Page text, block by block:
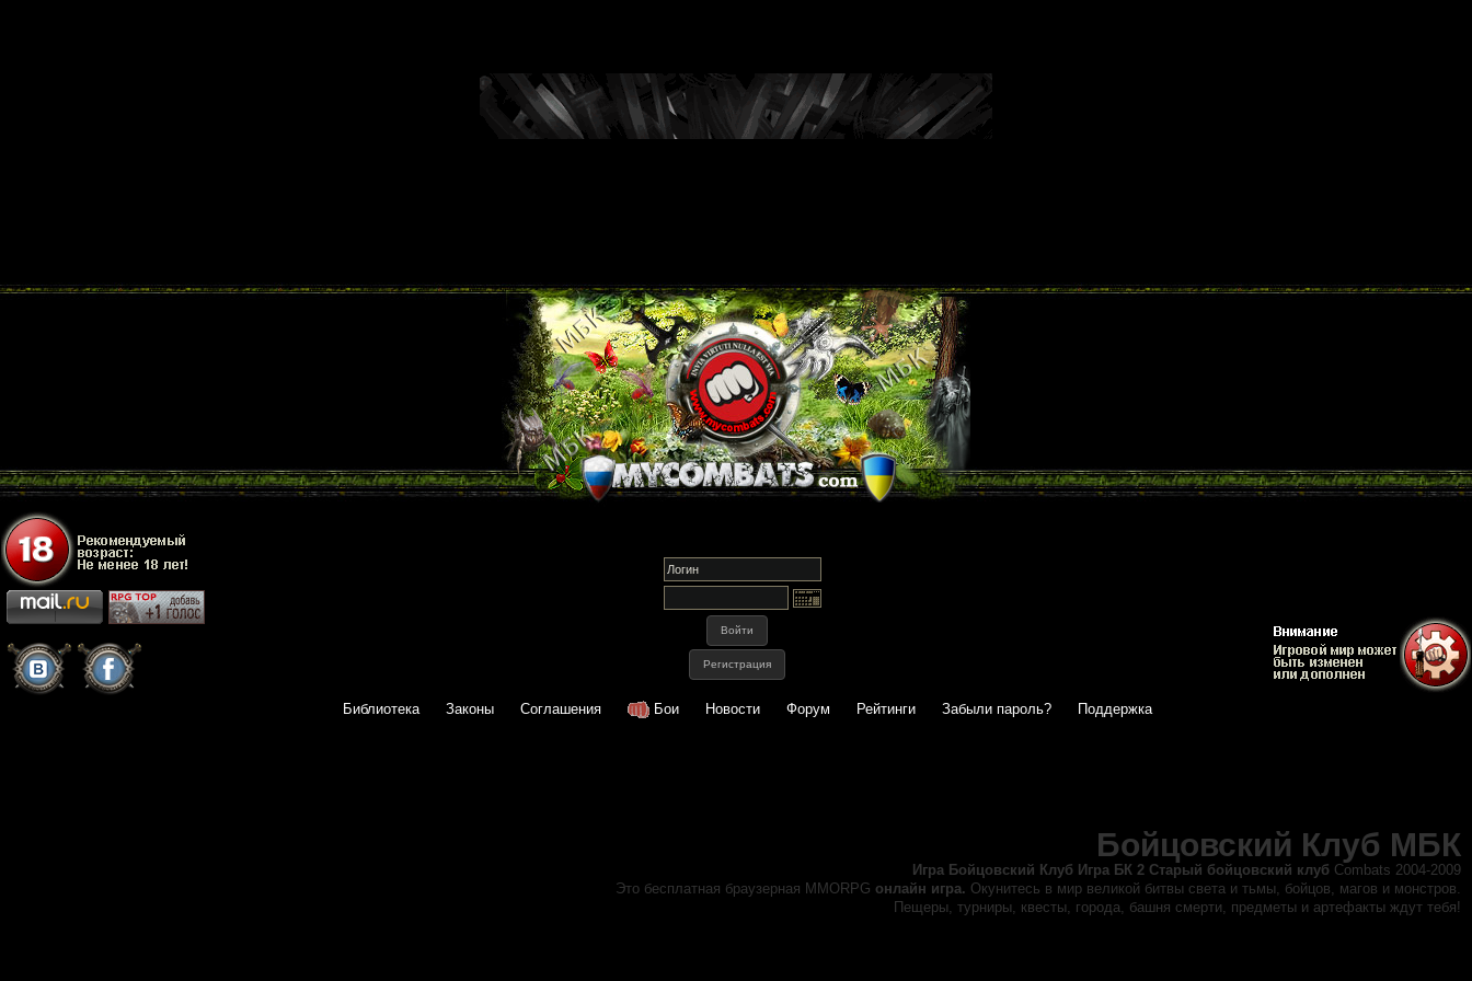
Библиотека Законы Соглашения Бои Новости Форум Рейтинги Забыли пароль? Поддержка
Бойцовский Клуб МБК
Игра Бойцовский Клуб Игра БК 2 Старый бойцовский клуб Combats 2004-2009
Это бесплатная браузерная MMORPG онлайн игра. Окунитесь в мир великой битвы света и тьмы, бойцов, магов и монстров.
Пещеры, турниры, квесты, города, башня смерти, предметы и артефакты ждут тебя!